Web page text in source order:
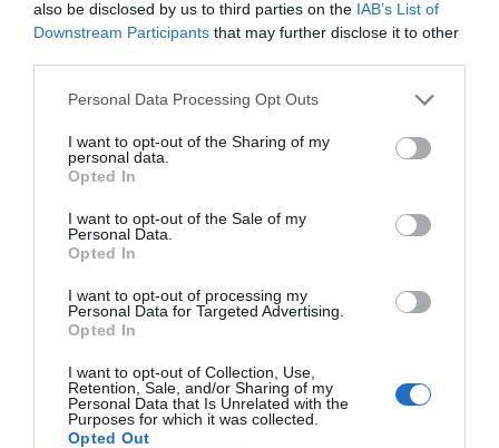
also be disclosed by us to third parties on the IAB’s List of
Downstream Participants that may further disclose it to other
Personal Data Processing Opt Outs
I want to opt-out of the Sharing of my
personal data.
Opted In
I want to opt-out of the Sale of my
Personal Data.
Opted In
I want to opt-out of processing my
Personal Data for Targeted Advertising.
Opted In
I want to opt-out of Collection, Use,
Retention, Sale, and/or Sharing of my
Personal Data that Is Unrelated with the
Purposes for which it was collected.
Opted Out
notícias e críticas de cinema e
séries.
DO QUE O XIAOMI
LIDL LANÇA ASPIRADOR COM
FUNCIONALIDADE INOVADORA POR